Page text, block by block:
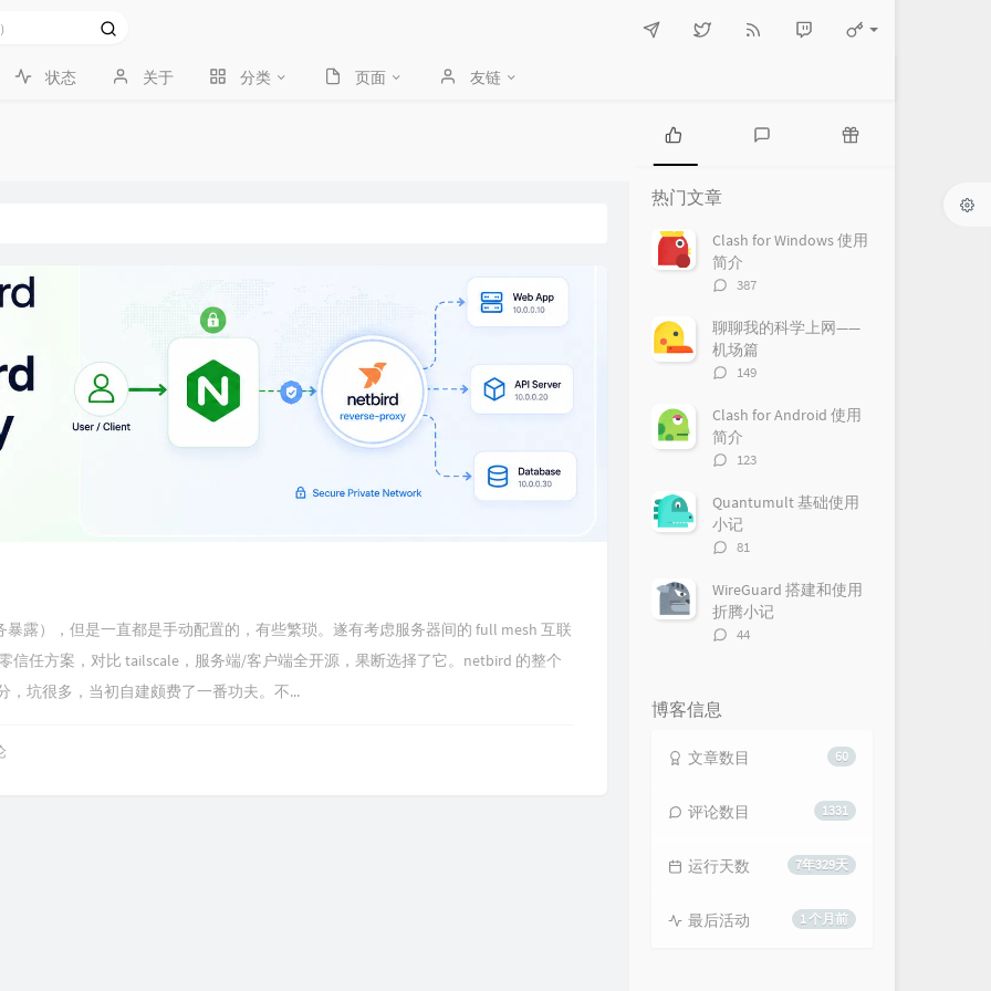
状态 关于 分类 页面 友链
露），但是一直都是手动配置的，有些繁琐。遂有考虑服务器间的 full mesh 互联
信任方案，对比 tailscale，服务端/客户端全开源，果断选择了它。netbird 的整个
，坑很多，当初自建颇费了一番功夫。不...
热
门
文
章
论
章
热门文章
Clash for Windows 使用
简介
评
数：
387
聊聊我的科学上网——
机场篇
评
数：
149
Clash for Android 使用
简介
评
数：
123
Quantumult 基础使用
小记
评
数：
81
WireGuard 搭建和使用
折腾小记
评
44
博客信息
60
文章数目
1331
评论数目
7年329天
运行天数
1 个月前
最后活动